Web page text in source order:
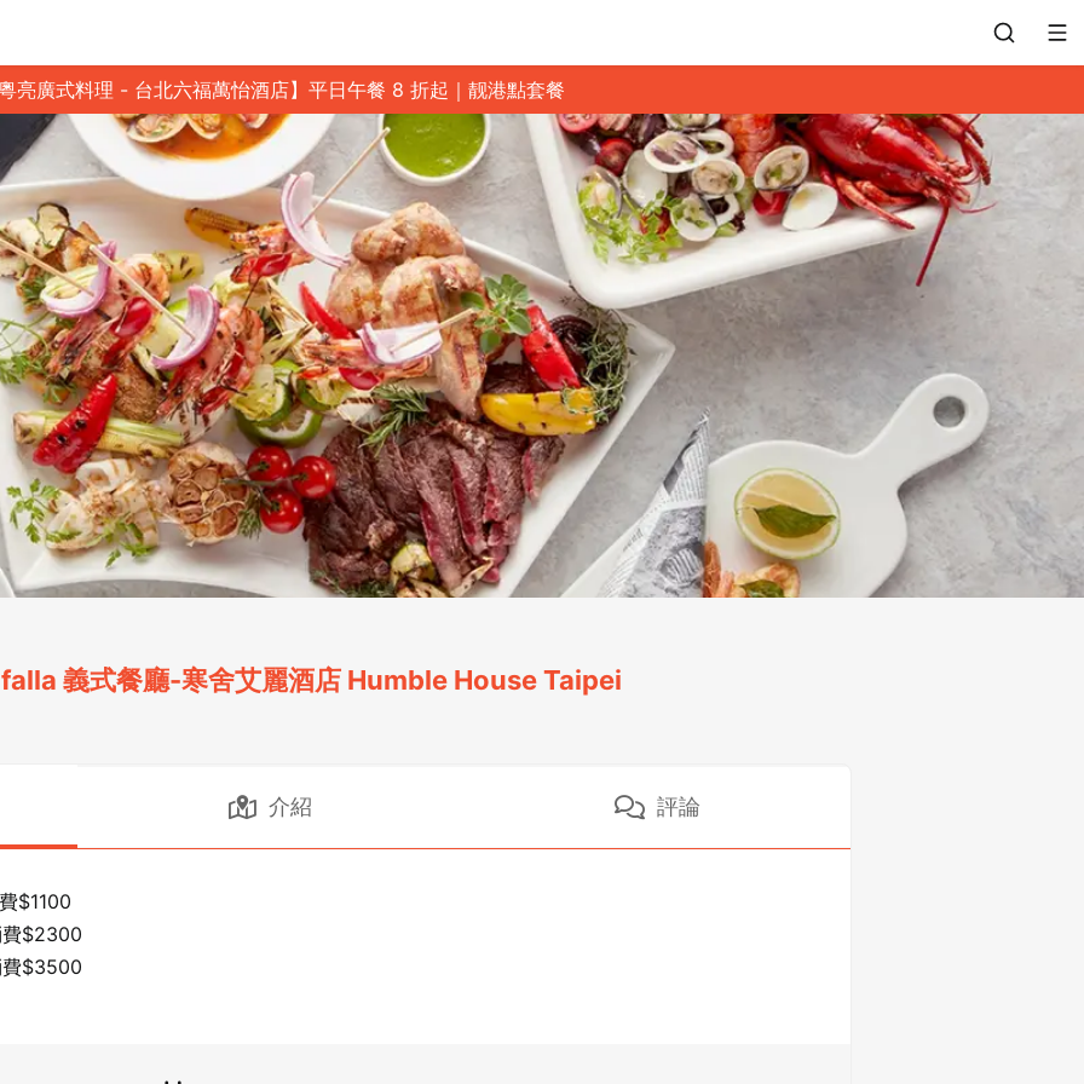
訂位紀錄
餐廳客服
常見問題
餐廳合作
亮廣式料理 - 台北六福萬怡酒店】平日午餐 8 折起｜靓港點套餐
義式餐廳-寒舍艾麗酒店 Humble House Taipei
介紹 評論
$1100
$2300
$3500